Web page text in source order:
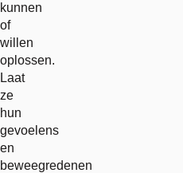
kunnen
of
willen
oplossen.
Laat
ze
hun
gevoelens
en
beweegredenen